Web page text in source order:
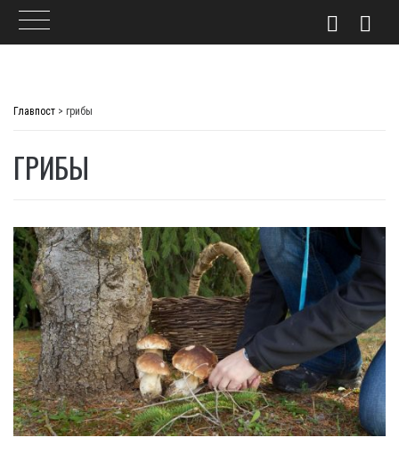
Главпост > грибы
ГРИБЫ